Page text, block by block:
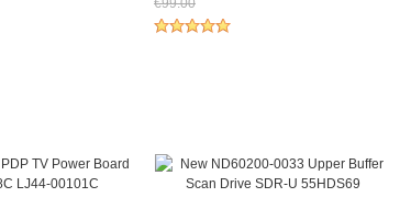
€99.00
Jetzt nur noch €92.07